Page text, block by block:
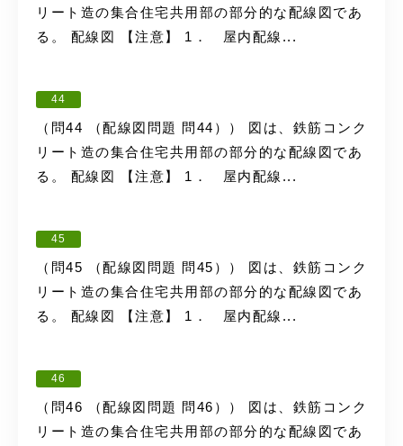
リート造の集合住宅共用部の部分的な配線図であ
る。 配線図 【注意】 1． 屋内配線...
44
（問44 （配線図問題 問44）） 図は、鉄筋コンク
リート造の集合住宅共用部の部分的な配線図であ
る。 配線図 【注意】 1． 屋内配線...
45
（問45 （配線図問題 問45）） 図は、鉄筋コンク
リート造の集合住宅共用部の部分的な配線図であ
る。 配線図 【注意】 1． 屋内配線...
46
（問46 （配線図問題 問46）） 図は、鉄筋コンク
リート造の集合住宅共用部の部分的な配線図であ